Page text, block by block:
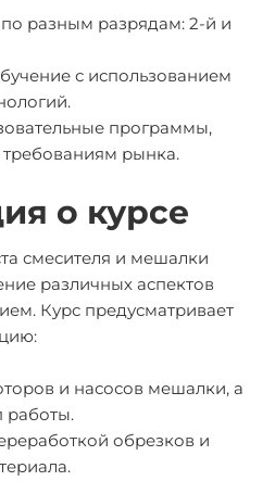
разным разрядам: 2-й и
с использованием
программы,
рынка.
о курсе
смесителя и мешалки
различных аспектов
Курс предусматривает
и насосов мешалки, а
работы.
обрезков и